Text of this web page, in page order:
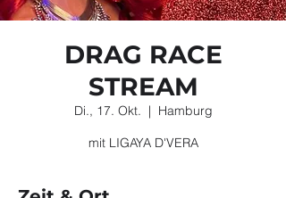
DRAG RACE
STREAM
Di., 17. Okt.
  |
Hamburg
mit LIGAYA D'VERA